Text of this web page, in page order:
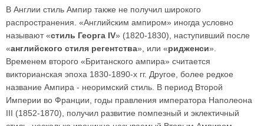
В Англии стиль Ампир также не получил широкого
распространения. «Английским ампиром» иногда условно
называют «стиль Георга IV» (1820-1830), наступивший после
«английского стиля регентства», или «ридженси».
Временем второго «Британского ампира» считается
викторианская эпоха 1830-1890-х гг. Другое, более редкое
название Ампира - неоримский стиль. В период Второй
Империи во Франции, годы правления императора Наполеона
III (1852-1870), получил развитие помпезный и эклектичный